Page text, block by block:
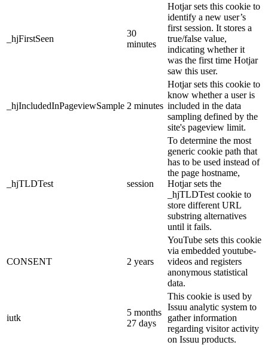
_hjFirstSeen
30
minutes
Hotjar sets this cookie to
identify a new user’s
first session. It stores a
true/false value,
indicating whether it
was the first time Hotjar
saw this user.
_hjIncludedInPageviewSample 2 minutes
Hotjar sets this cookie to
know whether a user is
included in the data
sampling defined by the
site's pageview limit.
_hjTLDTest session
To determine the most
generic cookie path that
has to be used instead of
the page hostname,
Hotjar sets the
_hjTLDTest cookie to
store different URL
substring alternatives
until it fails.
CONSENT 2 years
YouTube sets this cookie
via embedded youtube-
videos and registers
anonymous statistical
data.
iutk
5 months
27 days
This cookie is used by
Issuu analytic system to
gather information
regarding visitor activity
on Issuu products.